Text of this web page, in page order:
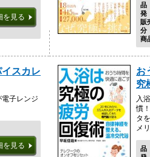
を見る
販
商
スカレ
電子レンジ
を見る
お
究
入
慣
タ
メ